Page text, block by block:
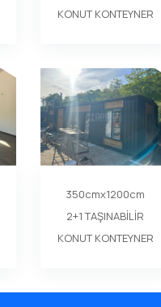
KONUT KONTEYNER
350cmx1200cm
2+1 TAŞINABİLİR
KONUT KONTEYNER